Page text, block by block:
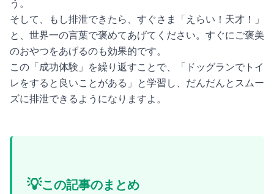
う。
そして、もし排泄できたら、すぐさま「えらい！天才！」
と、世界一の言葉で褒めてあげてください。すぐにご褒美
のおやつをあげるのも効果的です。
この「成功体験」を繰り返すことで、「ドッグランでトイ
レをすると良いことがある」と学習し、だんだんとスムー
ズに排泄できるようになりますよ。
💡この記事のまとめ